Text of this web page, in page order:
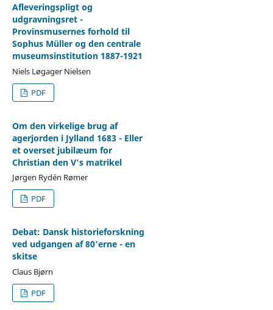
Afleveringspligt og
udgravningsret -
Provinsmusernes forhold til
Sophus Müller og den centrale
museumsinstitution 1887-1921
Niels Løgager Nielsen
PDF
Om den virkelige brug af
agerjorden i Jylland 1683 - Eller
et overset jubilæum for
Christian den V's matrikel
Jørgen Rydén Rømer
PDF
Debat: Dansk historieforskning
ved udgangen af 80’erne - en
skitse
Claus Bjørn
PDF